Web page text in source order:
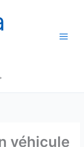
véhicule